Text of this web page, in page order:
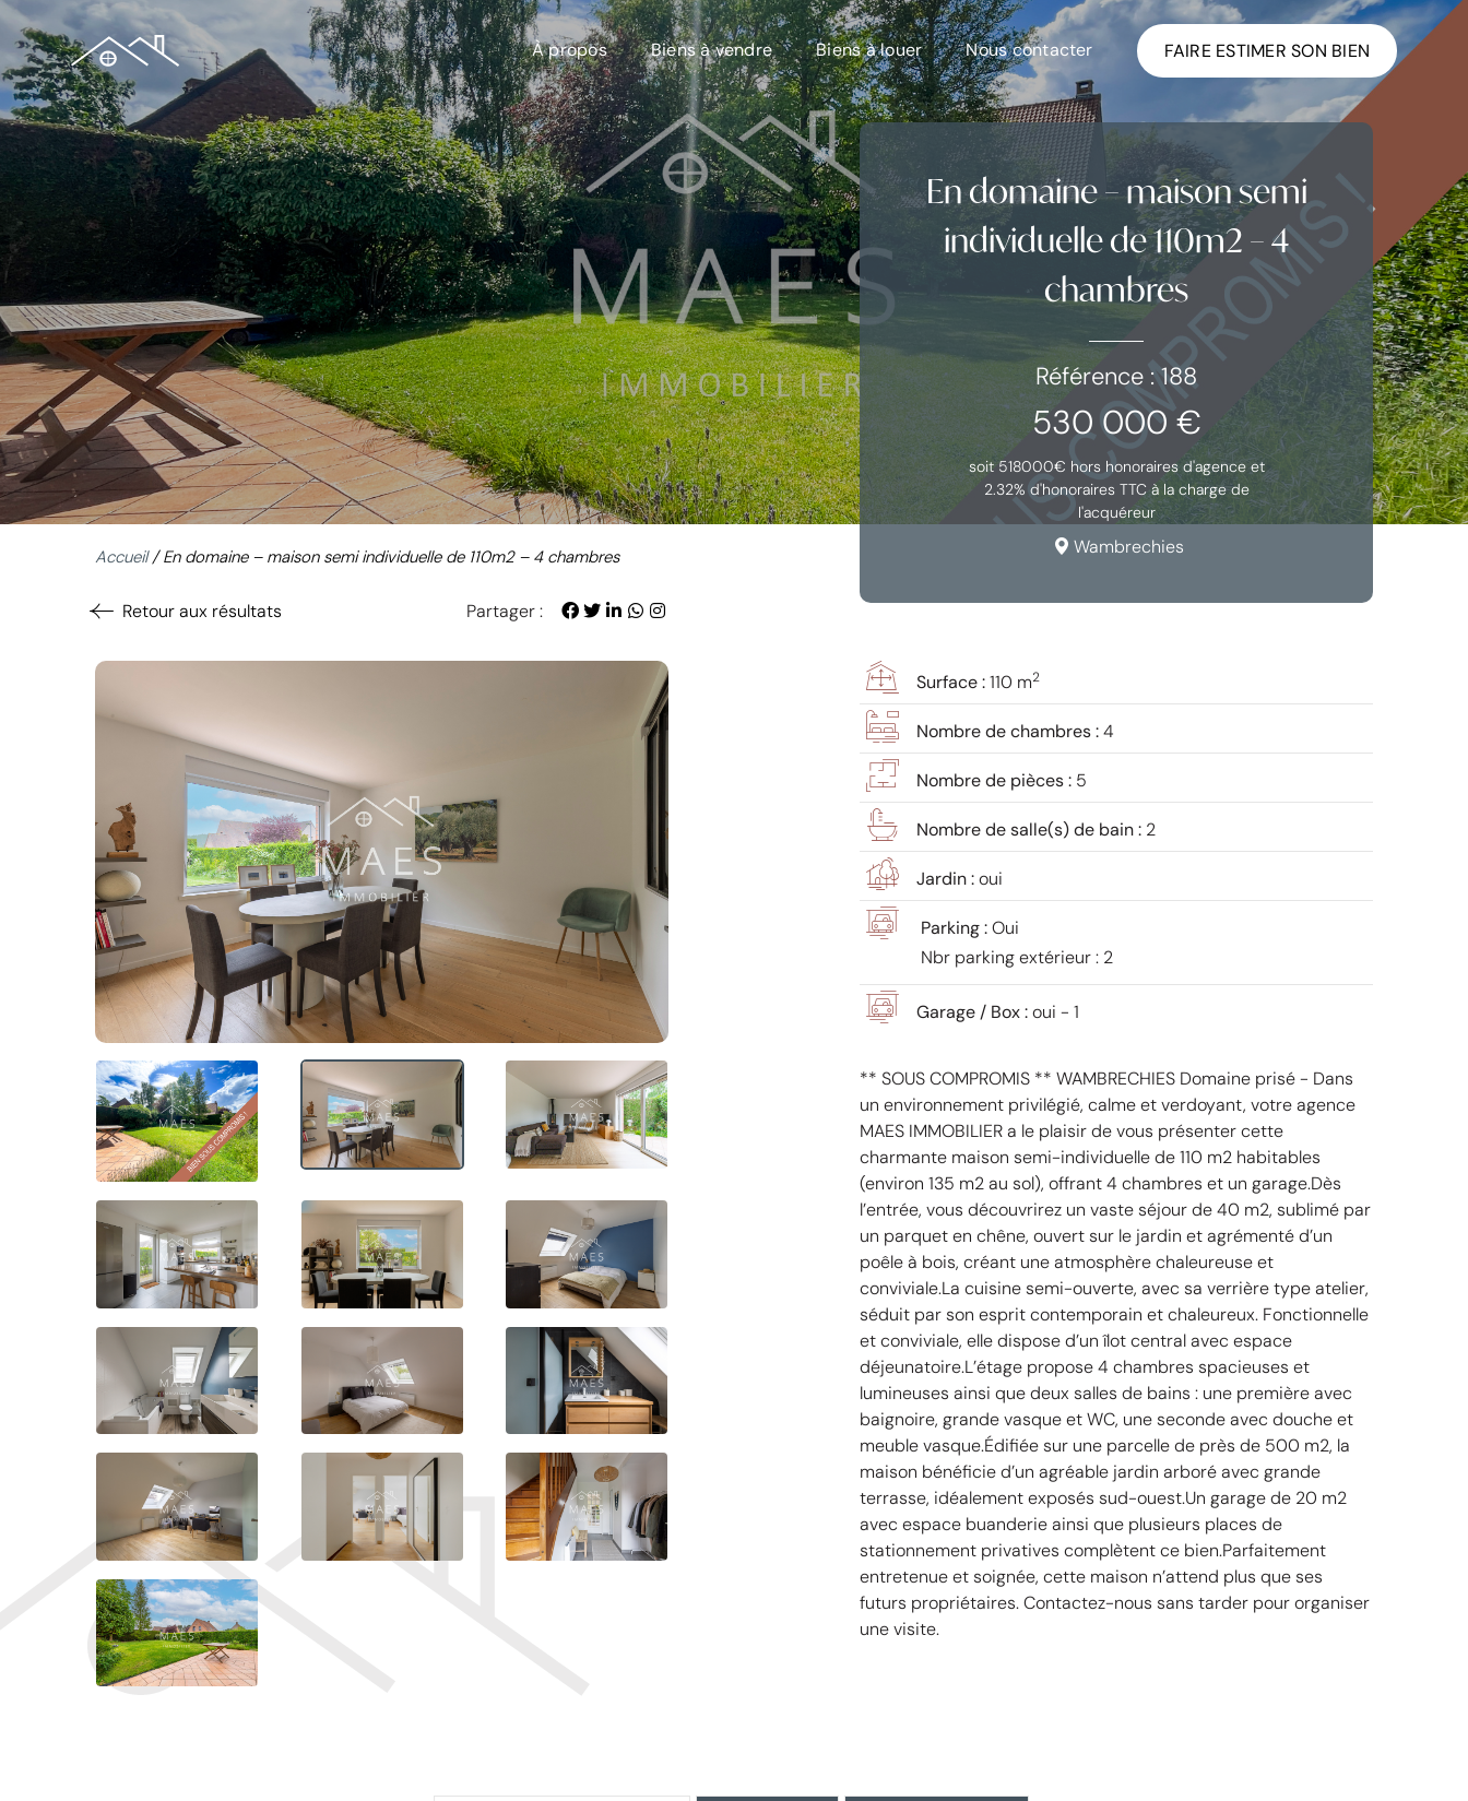
À propos Biens à vendre Biens à louer Nous contacter FAIRE ESTIMER SON BIEN
En domaine – maison semi
individuelle de 110m2 – 4
chambres
Référence : 188
530 000 €
soit 518000€ hors honoraires d'agence et
2.32% d'honoraires TTC à la charge de
l'acquéreur
Wambrechies
Accueil/En domaine – maison semi individuelle de 110m2 – 4 chambres
Retour aux résultats Partager :
Surface :110 m2
Nombre de chambres :4
Nombre de pièces : 5
Nombre de salle(s) de bain : 2
Jardin :oui
Parking :Oui
Nbr parking extérieur : 2
Garage / Box :oui - 1
** SOUS COMPROMIS ** WAMBRECHIES Domaine prisé - Dans
un environnement privilégié, calme et verdoyant, votre agence
MAES IMMOBILIER a le plaisir de vous présenter cette
charmante maison semi-individuelle de 110 m2 habitables
(environ 135 m2 au sol), offrant 4 chambres et un garage.Dès
l’entrée, vous découvrirez un vaste séjour de 40 m2, sublimé par
un parquet en chêne, ouvert sur le jardin et agrémenté d’un
poêle à bois, créant une atmosphère chaleureuse et
conviviale.La cuisine semi-ouverte, avec sa verrière type atelier,
séduit par son esprit contemporain et chaleureux. Fonctionnelle
et conviviale, elle dispose d’un îlot central avec espace
déjeunatoire.L’étage propose 4 chambres spacieuses et
lumineuses ainsi que deux salles de bains : une première avec
baignoire, grande vasque et WC, une seconde avec douche et
meuble vasque.Édifiée sur une parcelle de près de 500 m2, la
maison bénéficie d’un agréable jardin arboré avec grande
terrasse, idéalement exposés sud-ouest.Un garage de 20 m2
avec espace buanderie ainsi que plusieurs places de
stationnement privatives complètent ce bien.Parfaitement
entretenue et soignée, cette maison n’attend plus que ses
futurs propriétaires. Contactez-nous sans tarder pour organiser
une visite.